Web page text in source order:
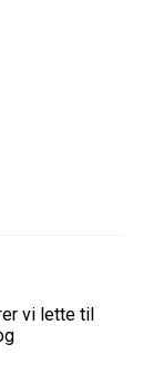
vi lette til